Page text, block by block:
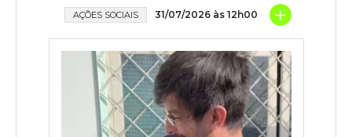
AÇÕES SOCIAIS 31/07/2026 às 12h00 +